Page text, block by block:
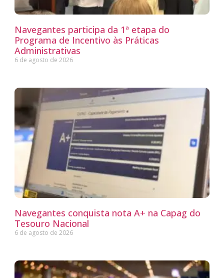
Navegantes participa da 1ª etapa do
Programa de Incentivo às Práticas
Administrativas
6 de agosto de 2026
Navegantes conquista nota A+ na Capag do
Tesouro Nacional
6 de agosto de 2026